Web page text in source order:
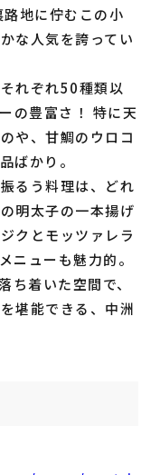
地に佇むこの小
な人気を誇ってい
れぞれ50種類以
の豊富さ！ 特に天
や、甘鯛のウロコ
ばかり。
るう料理は、どれ
明太子の一本揚げ
クとモッツァレラ
ニューも魅力的。
着いた空間で、
堪能できる、中洲